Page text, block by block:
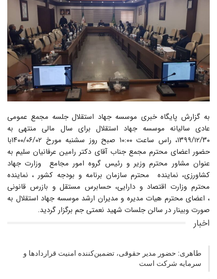
به گزارش پایگاه خبری موسسه جهاد استقلال جلسه مجمع عمومی
عادی سالیانه موسسه جهاد استقلال برای سال مالی منتهی به
۱۳۹۹/۱۲/۳۰، راس ساعت ۱۰:۰۰ صبح روز سشنبه مورخ ۱۴۰۰/۰۶/۰۲با
حضور اعضای محترم مجمع جناب آقای دکتر رامین عرفانیان سلیم به
عنوان مشاور محترم وزیر و رئیس گروه امور مجامع وزارت جهاد
کشاورزی، نماینده محترم سازمان برنامه و بودجه کشور ، نماینده
محترم وزارت اقتصاد و دارایی، حسابرس مستقل و بازرس قانونی
، اعضای محترم هیات مدیره و مدیران ارشد موسسه جهاد استقلال به
صورت وبینار در سالن جلسات شهید نعمتی جم برگزار گردید.
اخبار
طاهری: حضور مدیر حقوقی، تضمین‌کننده امنیت قراردادها و
سرمایه شرکت‌ است